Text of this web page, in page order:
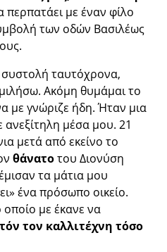
περπατάει με έναν φίλο
των οδών Βασιλέως
ταυτόχρονα,
Ακόμη θυμάμαι το
με γνώριζε ήδη. Ήταν μια
ανεξίτηλη μέσα μου. 21
μετά από εκείνο το
θάνατοτου Διονύση
τα μάτια μου
ένα πρόσωπο οικείο.
με έκανε να
τον καλλιτέχνη τόσο